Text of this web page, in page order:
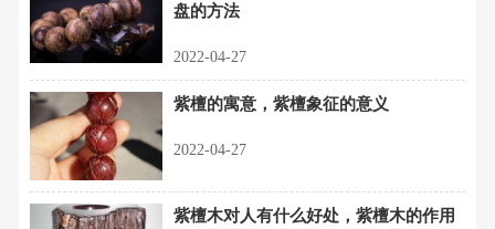
盘的方法
2022-04-27
紫檀的寓意，紫檀象征的意义
2022-04-27
紫檀木对人有什么好处，紫檀木的作用